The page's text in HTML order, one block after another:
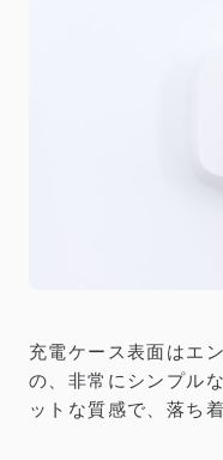
充電ケース表面はエ
の、非常にシンプル
ットな質感で、落ち